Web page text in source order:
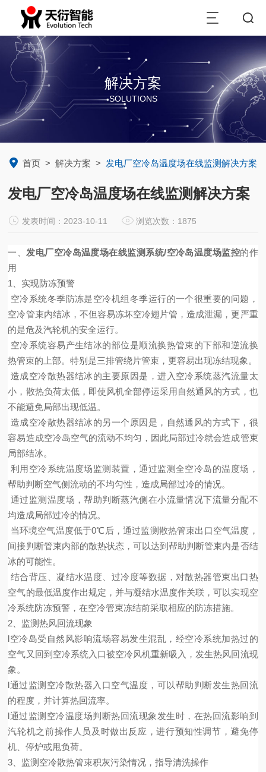
解决方案
SOLUTIONS
首页 >解决方案 > 发电厂空冷岛温度场在线监测解决方案
发电厂空冷岛温度场在线监测解决方案
发表时间：2023-10-11 浏览次数：1875
一、 发电厂空冷岛温度场在线监测系统/空冷岛温度场监控的作
用
1
、实现防冻预警
空冷系统冬季防冻是空冷机组冬季运行的一个很重要的问题，
空冷管束内结冰，不但容易冻坏空冷翅片管，造成泄漏，更严重
的是危及汽轮机的安全运行。
空冷系统容易产生结冰的部位是顺流换热管束的下部和逆流换
热管束的上部。特别是三排管绕片管束，更容易出现冻结现象。
造成空冷散热器结冰的主要原因是，进入空冷系统蒸汽流量太
小，散热负荷太低，即使风机全部停运采用自然通风的方式，也
不能避免局部出现低温。
造成空冷散热器结冰的另一个原因是，自然通风的方式下，很
容易造成空冷岛空气的流动不均匀，因此局部过冷就会造成管束
局部结冰。
利用空冷系统温度场监测装置，通过监测全空冷岛的温度场，
帮助判断空气侧流动的不均匀性，造成局部过冷的情况。
通过监测温度场，帮助判断蒸汽侧在小流量情况下流量分配不
均造成局部过冷的情况。
当环境空气温度低于0℃后，通过监测散热管束出口空气温度，
间接判断管束内部的散热状态，可以达到帮助判断管束内是否结
冰的可能性。
结合背压、凝结水温度、过冷度等数据，对散热器管束出口热
空气的最低温度作出规定，并与凝结水温度作关联，可以实现空
冷系统防冻预警，在空冷管束冻结前采取相应的防冻措施。
2 、监测热风回流现象
l空冷岛受自然风影响流场容易发生混乱，经空冷系统加热过的
空气又回到空冷系统入口被空冷风机重新吸入，发生热风回流现
象。
l通过监测空冷散热器入口空气温度，可以帮助判断发生热回流
的程度，并计算热回流率。
l通过监测空冷温度场判断热回流现象发生时，在热回流影响到
汽轮机之前操作人员及时做出反应，进行预知性调节，避免停
机、停炉或甩负荷。
3 、监测空冷散热管束积灰污染情况，指导清洗操作